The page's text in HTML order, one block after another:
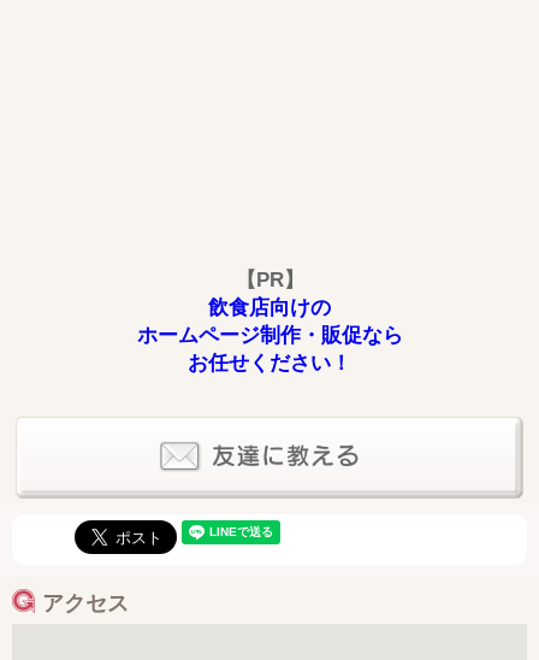
【PR】
飲食店向けの
ホームページ制作・販促なら
お任せください！
アクセス